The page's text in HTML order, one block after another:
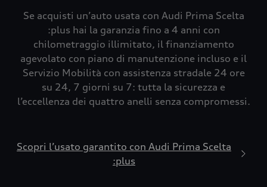
Se acquisti un’auto usata con Audi Prima Scelta
:plus hai la garanzia fino a 4 anni con
chilometraggio illimitato, il finanziamento
agevolato con piano di manutenzione incluso e il
Servizio Mobilità con assistenza stradale 24 ore
su 24, 7 giorni su 7: tutta la sicurezza e
l’eccellenza dei quattro anelli senza compromessi.
Scopri l’usato garantito con Audi Prima Scelta
:plus